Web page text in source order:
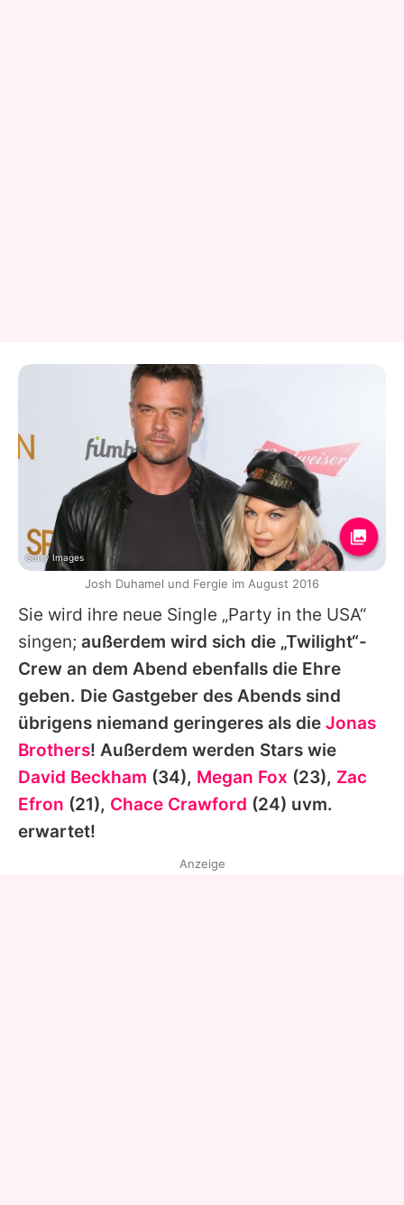
Sie wird ihre neue Single „Party in the USA“
singen; außerdem wird sich die „Twilight“-
Crew an dem Abend ebenfalls die Ehre
geben. Die Gastgeber des Abends sind
übrigens niemand geringeres als die Jonas
Brothers! Außerdem werden Stars wie
David Beckham (34), Megan Fox (23), Zac
Efron (21), Chace Crawford (24) uvm.
erwartet!
Getty Images
Josh Duhamel und Fergie im August 2016
Anzeige